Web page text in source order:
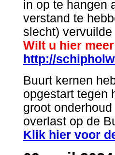
in op te hangen
verstand te
slecht)
Wilt u hier
http://
Buurt kernen
opgestart tegen
groot
overlast op de
Klik hier voor